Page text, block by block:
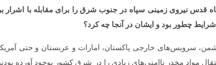
قدس نیروی زمینی سپاه در جنوب شرق را برای مقابله با اشرار
چ­طور بود و ایشان در آنجا چه کرد؟
سرویس‌­های خارجی پاکستان، امارات و عربستان و حتی
مواد مخدر ناامنی­‌های زیادی را در شرق کشور بوجود آورده